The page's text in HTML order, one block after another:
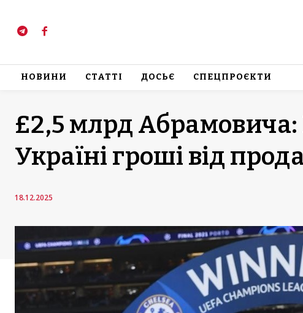
НОВИНИ СТАТТІ ДОСЬЄ СПЕЦПРОЄКТИ
£2,5 млрд
Україні гроші від
18.12.2025